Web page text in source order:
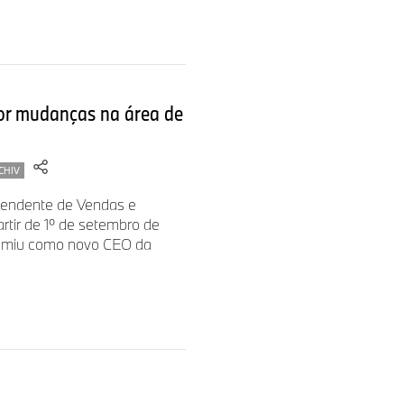
da estratégia corporativa
mudanças na área de
de Vendas e
de 1º de setembro de
como novo CEO da